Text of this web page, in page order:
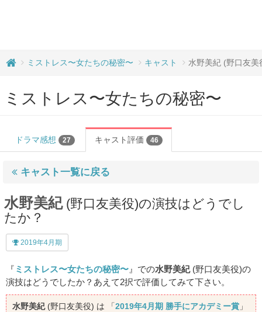
ミストレス〜女たちの秘密〜 キャスト 水野美紀 (野口友美
ミストレス〜女たちの秘密〜
ドラマ感想 27 キャスト評価 46
キャスト一覧に戻る
水野美紀(野口友美役)の演技はどうでし
たか？
2019年4月期
『 ミストレス〜女たちの秘密〜 』での水野美紀(野口友美役)の
演技はどうでしたか？あえて2択で評価してみて下さい。
水野美紀(野口友美役) は 「2019年4月期 勝手にアカデミー賞 」